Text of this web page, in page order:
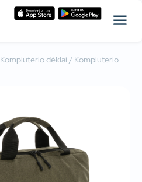
Kompiuterio dėklai / Kompiuterio